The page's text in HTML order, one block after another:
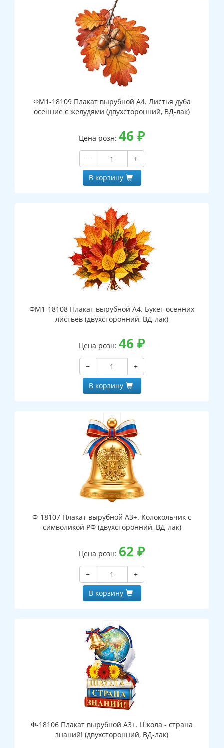
ФМ1-18109 Плакат вырубной А4. Листья дуба
осенние с желудями (двухсторонний, ВД-лак)
Цена розн: 46 ₽
−
+
В корзину
ФМ1-18108 Плакат вырубной А4. Букет осенних
листьев (двухсторонний, ВД-лак)
Цена розн: 46 ₽
−
+
В корзину
Ф-18107 Плакат вырубной А3+. Колокольчик с
символикой РФ (двухсторонний, ВД-лак)
Цена розн: 62 ₽
−
+
В корзину
Ф-18106 Плакат вырубной А3+. Школа - страна
знаний! (двухсторонний, ВД-лак)